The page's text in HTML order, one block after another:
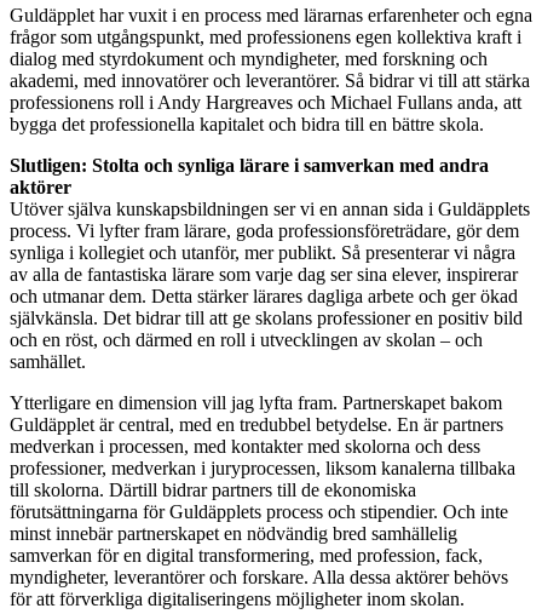
Guldäpplet har vuxit i en process med lärarnas erfarenheter och egna
frågor som utgångspunkt, med professionens egen kollektiva kraft i
dialog med styrdokument och myndigheter, med forskning och
akademi, med innovatörer och leverantörer. Så bidrar vi till att stärka
professionens roll i Andy Hargreaves och Michael Fullans anda, att
bygga det professionella kapitalet och bidra till en bättre skola.
Slutligen: Stolta och synliga lärare i samverkan med andra
aktörer
Utöver själva kunskapsbildningen ser vi en annan sida i Guldäpplets
process. Vi lyfter fram lärare, goda professionsföreträdare, gör dem
synliga i kollegiet och utanför, mer publikt. Så presenterar vi några
av alla de fantastiska lärare som varje dag ser sina elever, inspirerar
och utmanar dem. Detta stärker lärares dagliga arbete och ger ökad
självkänsla. Det bidrar till att ge skolans professioner en positiv bild
och en röst, och därmed en roll i utvecklingen av skolan – och
samhället.
Ytterligare en dimension vill jag lyfta fram. Partnerskapet bakom
Guldäpplet är central, med en tredubbel betydelse. En är partners
medverkan i processen, med kontakter med skolorna och dess
professioner, medverkan i juryprocessen, liksom kanalerna tillbaka
till skolorna. Därtill bidrar partners till de ekonomiska
förutsättningarna för Guldäpplets process och stipendier. Och inte
minst innebär partnerskapet en nödvändig bred samhällelig
samverkan för en digital transformering, med profession, fack,
myndigheter, leverantörer och forskare. Alla dessa aktörer behövs
för att förverkliga digitaliseringens möjligheter inom skolan.